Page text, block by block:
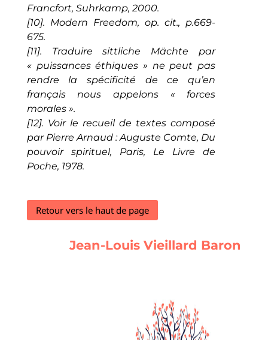
Francfort, Suhrkamp, 2000.
[10]. Modern Freedom, op. cit., p.669-
675.
[11]. Traduire sittliche Mächte par
« puissances éthiques » ne peut pas
rendre la spécificité de ce qu’en
français nous appelons « forces
morales ».
[12]. Voir le recueil de textes composé
par Pierre Arnaud : Auguste Comte, Du
pouvoir spirituel, Paris, Le Livre de
Poche, 1978.
Retour vers le haut de page
Jean-Louis Vieillard Baron